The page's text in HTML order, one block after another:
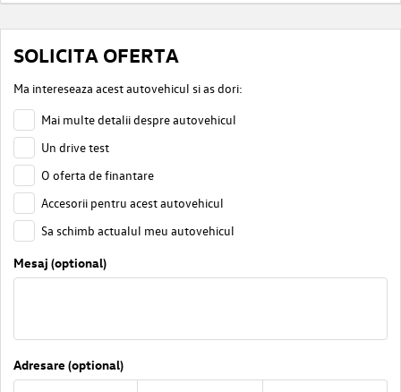
SOLICITA OFERTA
Ma intereseaza acest autovehicul si as dori:
Mai multe detalii despre autovehicul
Un drive test
O oferta de finantare
Accesorii pentru acest autovehicul
Sa schimb actualul meu autovehicul
Mesaj (optional)
Adresare (optional)